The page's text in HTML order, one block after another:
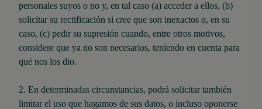
personales suyos o no y, en tal caso (a) acceder a ellos, (b)
solicitar su rectificación si cree que son inexactos o, en su
caso, (c) pedir su supresión cuando, entre otros motivos,
considere que ya no son necesarios, teniendo en cuenta para
qué nos los dio.
2. En determinadas circunstancias, podrá solicitar también
limitar el uso que hagamos de sus datos, o incluso oponerse